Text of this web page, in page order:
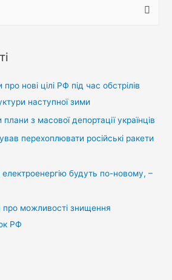
нові цілі РФ під час обстрілів
наступної зими
з масової депортації українців
перехоплювати російські ракети
електроенергію будуть по-новому, –
можливості знищення
РФ